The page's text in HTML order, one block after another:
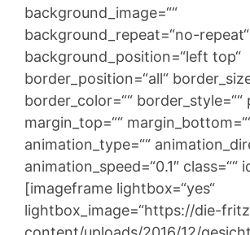
background_image=““
background_repeat=“no-repeat“
background_position=“left top“
border_position=“all“
border_color=““ border_style=““
margin_top=““
animation_type=““
animation_speed=“0.1″ class=““
[imageframe lightbox=“yes“
lightbox_image=“https://die-